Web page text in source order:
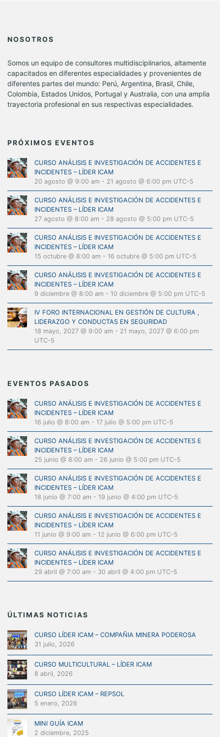
NOSOTROS
Somos un equipo de consultores multidisciplinarios, altamente
capacitados en diferentes especialidades y provenientes de
diferentes partes del mundo: Perú, Argentina, Brasil, Chile,
Colombia, Estados Unidos, Portugal y Australia, con una amplia
trayectoria profesional en sus respectivas especialidades.
PRÓXIMOS EVENTOS
CURSO ANÁLISIS E INVESTIGACIÓN DE ACCIDENTES E
INCIDENTES – LÍDER ICAM
20 agosto @ 9:00 am - 21 agosto @ 6:00 pm UTC-5
CURSO ANÁLISIS E INVESTIGACIÓN DE ACCIDENTES E
INCIDENTES – LÍDER ICAM
27 agosto @ 8:00 am - 28 agosto @ 5:00 pm UTC-5
CURSO ANÁLISIS E INVESTIGACIÓN DE ACCIDENTES E
INCIDENTES – LÍDER ICAM
15 octubre @ 8:00 am - 16 octubre @ 5:00 pm UTC-5
CURSO ANÁLISIS E INVESTIGACIÓN DE ACCIDENTES E
INCIDENTES – LÍDER ICAM
9 diciembre @ 8:00 am - 10 diciembre @ 5:00 pm UTC-5
IV FORO INTERNACIONAL EN GESTIÓN DE CULTURA ,
LIDERAZGO Y CONDUCTAS EN SEGURIDAD
18 mayo, 2027 @ 9:00 am - 21 mayo, 2027 @ 6:00 pm
UTC-5
EVENTOS PASADOS
CURSO ANÁLISIS E INVESTIGACIÓN DE ACCIDENTES E
INCIDENTES – LÍDER ICAM
16 julio @ 8:00 am - 17 julio @ 5:00 pm UTC-5
CURSO ANÁLISIS E INVESTIGACIÓN DE ACCIDENTES E
INCIDENTES – LÍDER ICAM
25 junio @ 8:00 am - 26 junio @ 5:00 pm UTC-5
CURSO ANÁLISIS E INVESTIGACIÓN DE ACCIDENTES E
INCIDENTES – LÍDER ICAM
18 junio @ 7:00 am - 19 junio @ 4:00 pm UTC-5
CURSO ANÁLISIS E INVESTIGACIÓN DE ACCIDENTES E
INCIDENTES – LÍDER ICAM
11 junio @ 9:00 am - 12 junio @ 6:00 pm UTC-5
CURSO ANÁLISIS E INVESTIGACIÓN DE ACCIDENTES E
INCIDENTES – LÍDER ICAM
29 abril @ 7:00 am - 30 abril @ 4:00 pm UTC-5
ÚLTIMAS NOTICIAS
CURSO LÍDER ICAM – COMPAÑIA MINERA PODEROSA
31 julio, 2026
CURSO MULTICULTURAL – LÍDER ICAM
8 abril, 2026
CURSO LÍDER ICAM – REPSOL
5 enero, 2026
MINI GUÍA ICAM
2 diciembre, 2025